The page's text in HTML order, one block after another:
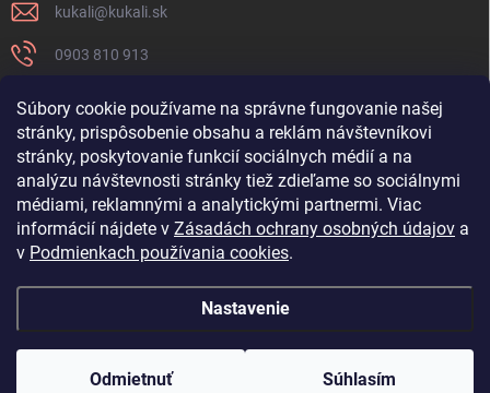
Súbory cookie používame na správne fungovanie našej
stránky, prispôsobenie obsahu a reklám návštevníkovi
stránky, poskytovanie funkcií sociálnych médií a na
analýzu návštevnosti stránky tiež zdieľame so sociálnymi
médiami, reklamnými a analytickými partnermi. Viac
informácií nájdete v Zásadách ochrany osobných údajov a
v Podmienkach používania cookies.
Nastavenie
Odmietnuť Súhlasím
kukali@kukali.sk
0903 810 913
Nenechajte si ujsť novinky a sledujte nás na FB
kukalishop
Copyright 2026www.kukali.sk. Všetky práva vyhradené.Upraviť nastavenie